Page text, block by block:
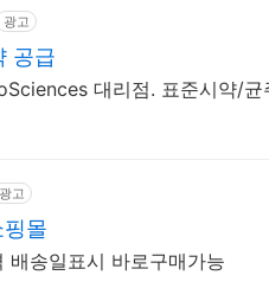
광고
공급
대리점. 표준시약/균
광고
몰
배송일표시 바로구매가능